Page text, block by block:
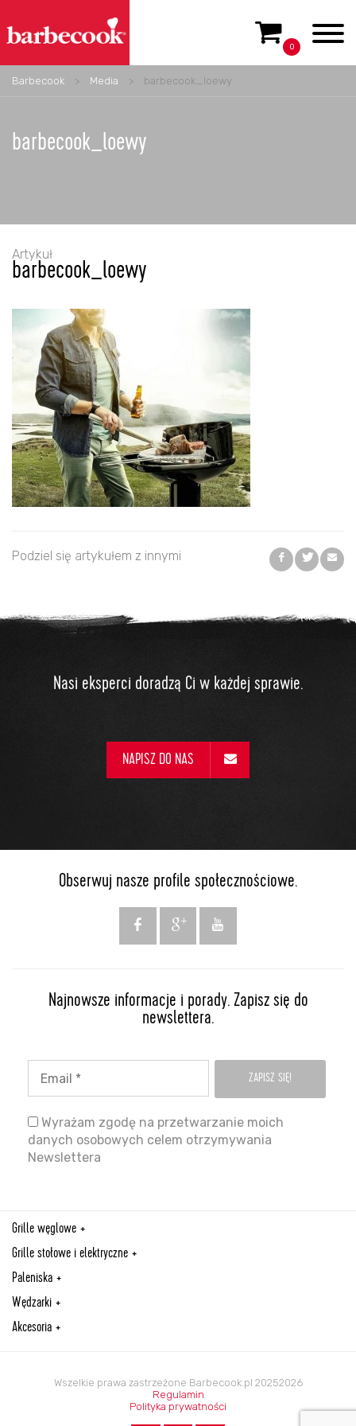
0
Barbecook > Media > barbecook_loewy
barbecook_loewy
Artykuł
barbecook_loewy
Podziel się artykułem z innymi
Nasi eksperci doradzą Ci w każdej sprawie.
NAPISZ DO NAS
Obserwuj nasze profile społecznościowe.
Najnowsze informacje i porady. Zapisz się do
newslettera.
Wyrażam zgodę na przetwarzanie moich
danych osobowych celem otrzymywania
Newslettera
Grille węglowe
Grille stołowe i elektryczne
Paleniska
Wędzarki
Akcesoria
Wszelkie prawa zastrzeżone Barbecook.pl 20252026
Regulamin
Polityka prywatności